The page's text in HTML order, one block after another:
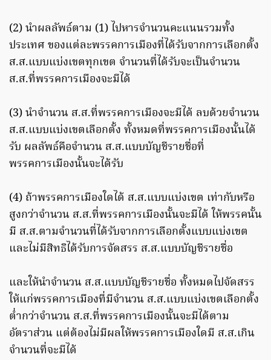
(2) นำผลลัพธ์ตาม (1) ไปหารจำนวนคะแนนรวมทั้ง
ประเทศ ของแต่ละพรรคการเมืองที่ได้รับจากการเลือกตั้ง
ส.ส.แบบแบ่งเขตทุกเขต จำนวนที่ได้รับจะเป็นจำนวน
ส.ส.ที่พรรคการเมืองจะมีได้
(3) นำจำนวน ส.ส.ที่พรรคการเมืองจะมีได้ ลบด้วยจำนวน
ส.ส.แบบแบ่งเขตเลือกตั้ง ทั้งหมดที่พรรคการเมืองนั้นได้
รับ ผลลัพธ์คือจำนวน ส.ส.แบบบัญชีรายชื่อที่
พรรคการเมืองนั้นจะได้รับ
(4) ถ้าพรรคการเมืองใดได้ ส.ส.แบบแบ่งเขต เท่ากับหรือ
สูงกว่าจำนวน ส.ส.ที่พรรคการเมืองนั้นจะมีได้ ให้พรรคนั้น
มี ส.ส.ตามจำนวนที่ได้รับจากการเลือกตั้งแบบแบ่งเขต
และไม่มีสิทธิได้รับการจัดสรร ส.ส.แบบบัญชีรายชื่อ
และให้นำจำนวน ส.ส.แบบบัญชีรายชื่อ ทั้งหมดไปจัดสรร
ให้แก่พรรคการเมืองที่มีจำนวน ส.ส.แบบแบ่งเขตเลือกตั้ง
ต่ำกว่าจำนวน ส.ส.ที่พรรคการเมืองนั้นจะมีได้ตาม
อัตราส่วน แต่ต้องไม่มีผลให้พรรคการเมืองใดมี ส.ส.เกิน
จำนวนที่จะมีได้